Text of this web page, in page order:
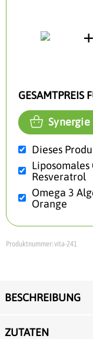
GESAMTPREIS
Synergie
Dieses
Resveratrol
Omega 3
Orange
Produktnummer:vita-241
BESCHREIBUNG
ZUTATEN